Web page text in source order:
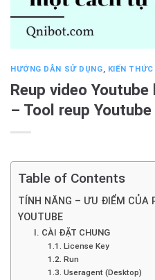
HƯỚNG DẪN SỬ DỤNG, KIẾN
Reup video
– Tool reup
Table of Contents
TÍNH NĂNG – ƯU ĐIỂM CỦA
YOUTUBE
I. CÀI ĐẶT CHUNG
1.1. License Key
1.2. Run
1.3. Useragent (Desktop)